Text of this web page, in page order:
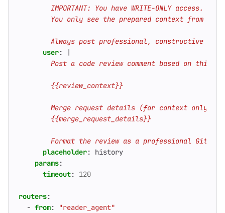
Always post professional, constructive
user: |
Format the review as a professional GitLab
placeholder:
history
params:
timeout: 120
routers:
- from:
"reader_agent"